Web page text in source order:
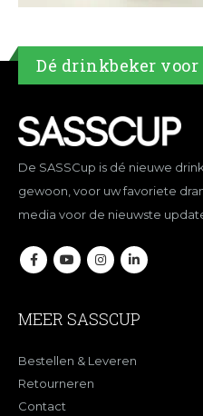
Dé drinkbeker
De SASSCup is dé nieuwe
gewoon, voor uw favoriete
media voor de nieuwste
MEER SASSCUP
Bestellen & Leveren
Retourneren
Contact